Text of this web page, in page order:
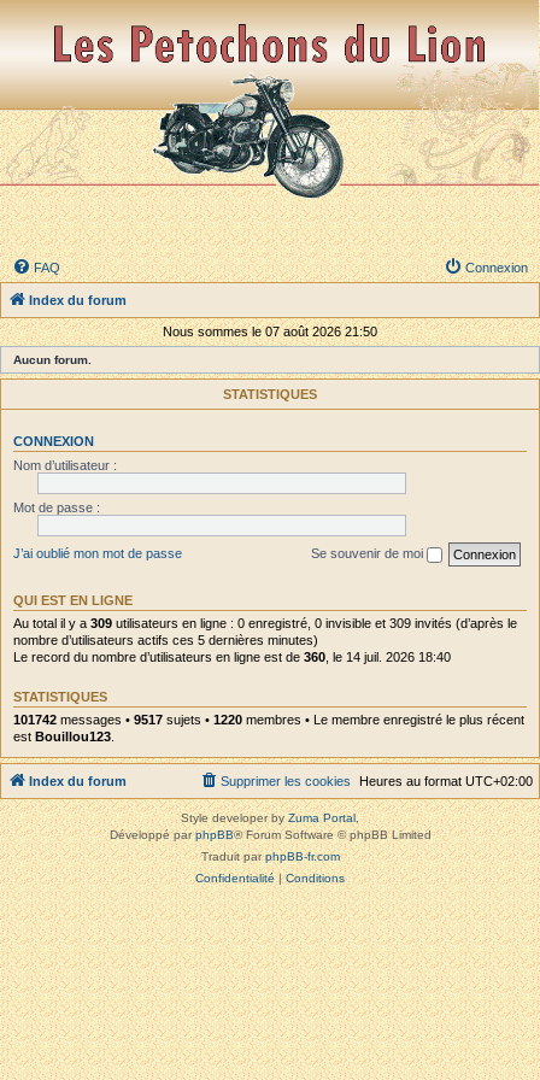
FAQ Connexion
Index du forum
Nous sommes le 07 août 2026 21:50
Aucun forum.
STATISTIQUES
CONNEXION
Nom d’utilisateur :
Mot de passe :
J’ai oublié mon mot de passe Se souvenir de moi
QUI EST EN LIGNE
Au total il y a 309 utilisateurs en ligne : 0 enregistré, 0 invisible et 309 invités (d’après le
nombre d’utilisateurs actifs ces 5 dernières minutes)
Le record du nombre d’utilisateurs en ligne est de 360 , le 14 juil. 2026 18:40
STATISTIQUES
101742 messages • 9517 sujets • 1220 membres • Le membre enregistré le plus récent
est Bouillou123
Index du forum Heures au format UTC+02:00
Supprimer les cookies
Style developer byZuma Portal,
Développé parphpBB® Forum Software © phpBB Limited
Traduit parphpBB-fr.com
Confidentialité|Conditions